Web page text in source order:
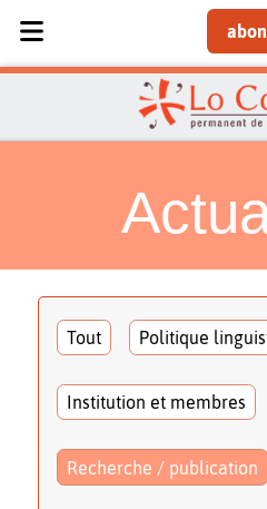
Tout Politique
Institution et membres
Recherche / publication